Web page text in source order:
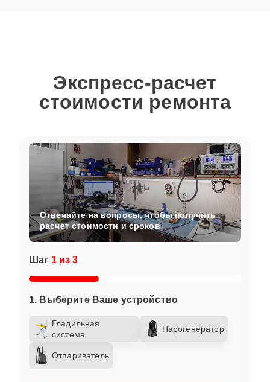
Экспресс-расчет
стоимости ремонта
Шаг 1 из 3
1. Выберите Ваше устройство
Гладильная
система
Парогенератор
Отпариватель
Отвечайте на вопросы, чтобы получить
расчет стоимости и сроков